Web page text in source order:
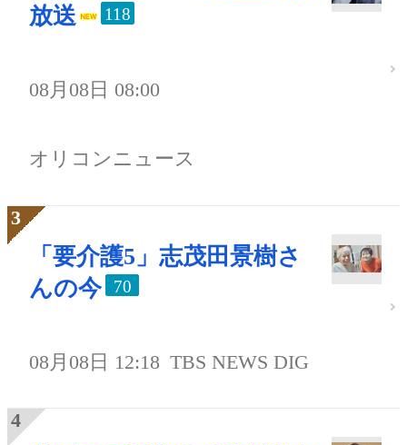
放送
118
08月08日 08:00
オリコンニュース
「要介護5」志茂田景樹さ
んの今
70
08月08日 12:18 TBS NEWS DIG